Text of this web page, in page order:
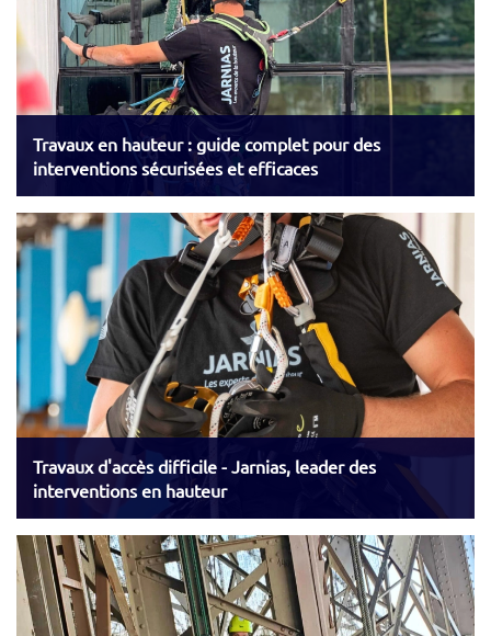
Travaux en hauteur : guide complet pour des
interventions sécurisées et efficaces
Travaux d'accès difficile - Jarnias, leader des
interventions en hauteur